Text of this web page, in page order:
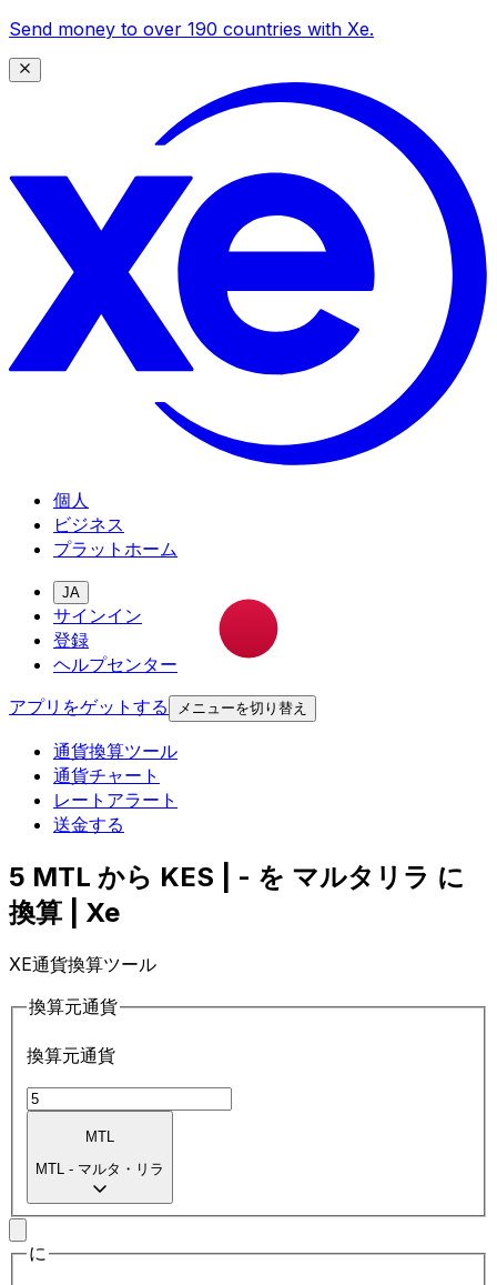
Send money to over 190 countries with Xe.
個人
ビジネス
プラットホーム
JA
サインイン
登録
ヘルプセンター
アプリをゲットする
メニューを切り替え
通貨換算ツール
通貨チャート
レートアラート
送金する
5 MTL から KES | - を マルタリラ に
換算 | Xe
XE通貨換算ツール
換算元通貨
換算元通貨
MTL
MTL - マルタ・リラ
に